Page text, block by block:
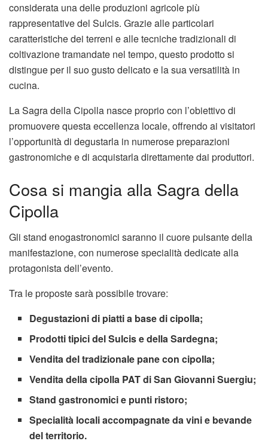
considerata una delle produzioni agricole più
rappresentative del Sulcis. Grazie alle particolari
caratteristiche dei terreni e alle tecniche tradizionali di
coltivazione tramandate nel tempo, questo prodotto si
distingue per il suo gusto delicato e la sua versatilità in
cucina.
La Sagra della Cipolla nasce proprio con l’obiettivo di
promuovere questa eccellenza locale, offrendo ai visitatori
l’opportunità di degustarla in numerose preparazioni
gastronomiche e di acquistarla direttamente dai produttori.
Cosa si mangia alla Sagra della
Cipolla
Gli stand enogastronomici saranno il cuore pulsante della
manifestazione, con numerose specialità dedicate alla
protagonista dell’evento.
Tra le proposte sarà possibile trovare:
Degustazioni di piatti a base di cipolla;
Prodotti tipici del Sulcis e della Sardegna;
Vendita del tradizionale pane con cipolla;
Vendita della cipolla PAT di San Giovanni Suergiu;
Stand gastronomici e punti ristoro;
Specialità locali accompagnate da vini e bevande
del territorio.